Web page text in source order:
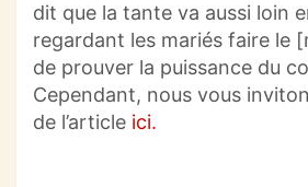
dit que la tante va aussi loin
regardant les mariés faire le
de prouver la puissance du
Cependant, nous vous
de l’article ici.